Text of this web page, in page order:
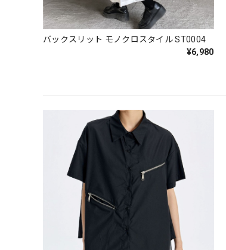
バックスリット モノクロスタイル ST0004
¥6,980